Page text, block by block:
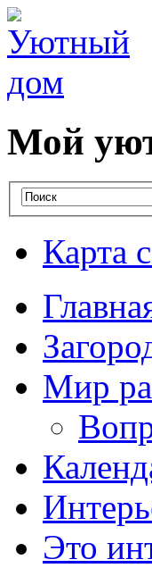
Мой
Карта
Мир
Это